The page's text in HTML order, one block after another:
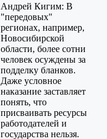
Андрей Кигим: В
"передовых"
регионах, например,
Новосибирской
области, более сотни
человек осуждены за
подделку бланков.
Даже условное
наказание заставляет
понять, что
присваивать ресурсы
работодателей и
государства нельзя.